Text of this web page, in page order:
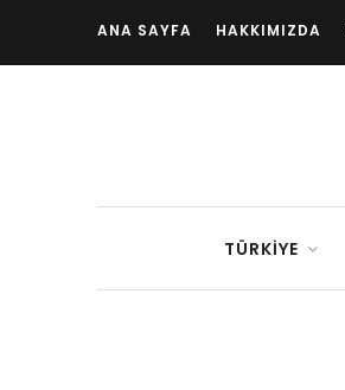
ANA SAYFA HAKKIMIZDA
TÜRKIYE